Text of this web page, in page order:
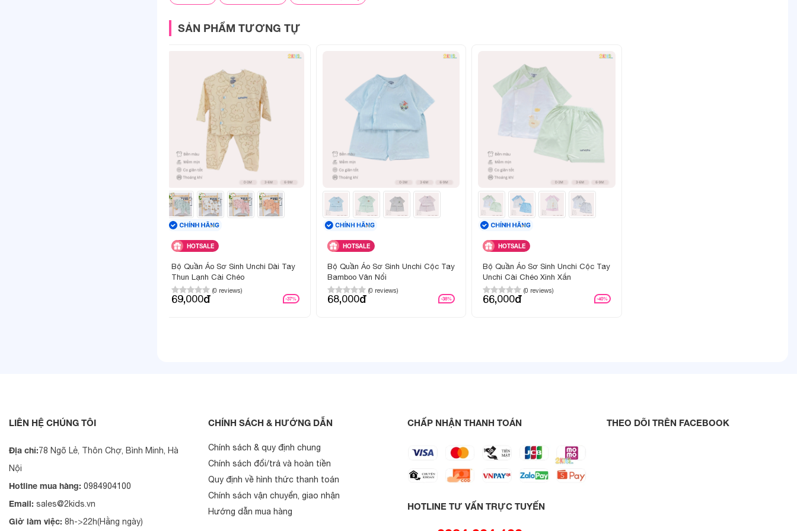
Đặc điểm nổi bật:
Giao toàn quốc, hỗ trợ tư vấn chọn size phù hợp trước khi mua
Hình ảnh sản phẩm
SẢN PHẨM TƯƠNG TỰ
HOTSALE
Bộ Quần Áo Sơ Sinh Unchi Dài Tay
Thun Lạnh Cài Chéo
(0 reviews)
69,000đ -37%
HOTSALE
Bộ Quần Áo Sơ Sinh Unchi Cộc Tay
Bamboo Vân Nổi
(0 reviews)
68,000đ -38%
HOTSALE
Bộ Quần Áo Sơ Sinh Unchi Cộc Tay
Unchi Cài Chéo Xinh Xắn
(0 reviews)
66,000đ -40%
LIÊN HỆ CHÚNG TÔI
Địa chỉ:78 Ngõ Lẻ, Thôn Chợ, Bình Minh, Hà
Nội
Hotline mua hàng: 0984904100
Email: sales@2kids.vn
Giờ làm việc: 8h->22h(Hằng ngày)
CHÍNH SÁCH & HƯỚNG DẪN
Chính sách & quy định chung
Chính sách đổi/trả và hoàn tiền
Quy định về hình thức thanh toán
Chính sách vận chuyển, giao nhận
Hướng dẫn mua hàng
CHẤP NHẬN THANH TOÁN
HOTLINE TƯ VẤN TRỰC TUYẾN
THEO DÕI TRÊN FACEBOOK